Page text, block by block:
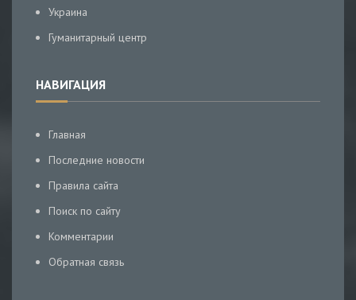
Украина
Гуманитарный центр
НАВИГАЦИЯ
Главная
Последние новости
Правила сайта
Поиск по сайту
Комментарии
Обратная связь